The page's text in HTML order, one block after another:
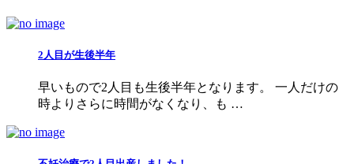
2人目が生後半年
早いもので2人目も生後半年となります。 一人だけの
時よりさらに時間がなくなり、も …